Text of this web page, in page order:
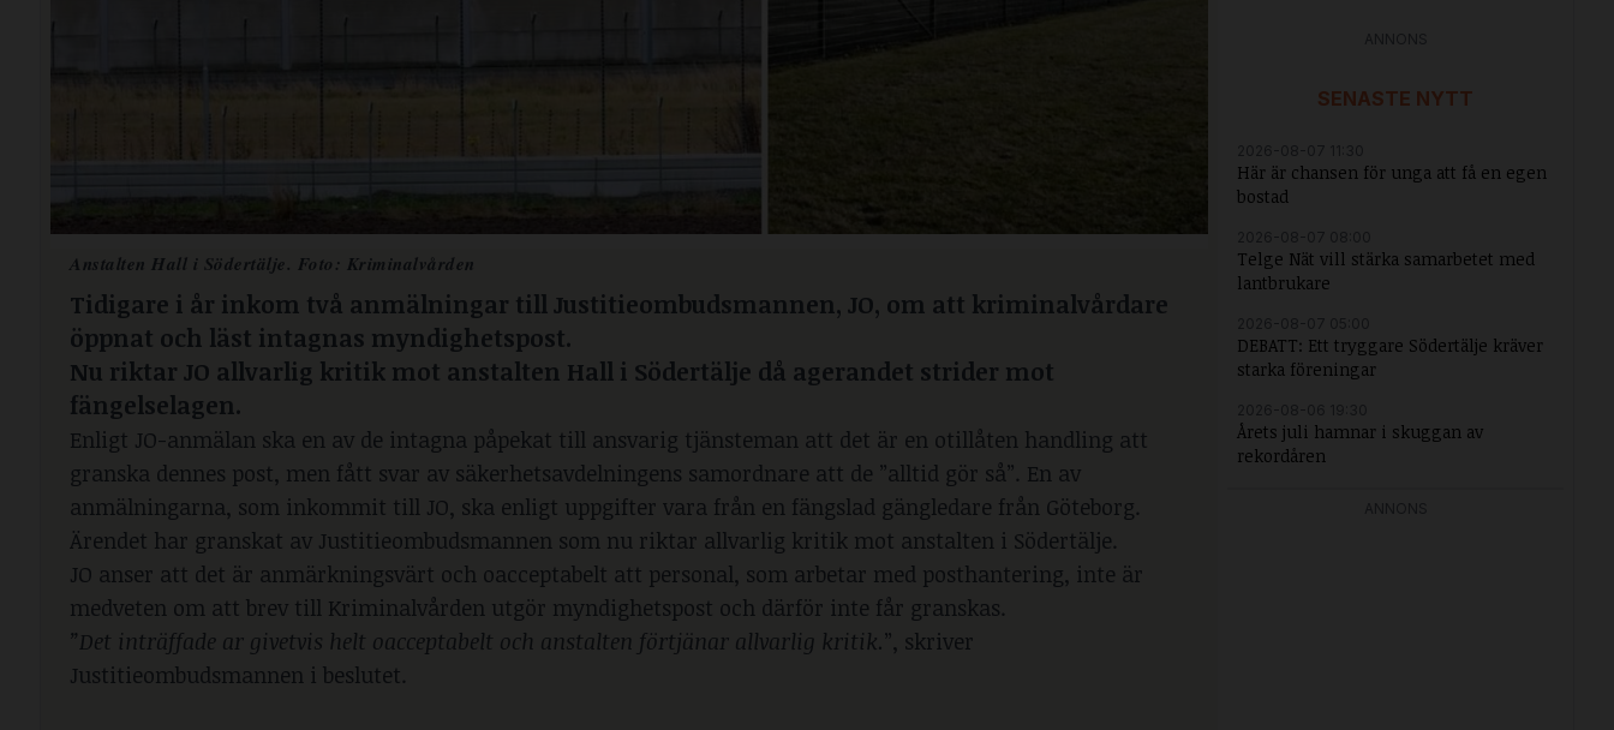
Anstalten Hall i Södertälje. Foto: Kriminalvården
Tidigare i år inkom två anmälningar till Justitieombudsmannen, JO, om att kriminalvårdare
öppnat och läst intagnas myndighetspost.
Nu riktar JO allvarlig kritik mot anstalten Hall i Södertälje då agerandet strider mot
fängelselagen.
Enligt JO-anmälan ska en av de intagna påpekat till ansvarig tjänsteman att det är en otillåten handling att
granska dennes post, men fått svar av säkerhetsavdelningens samordnare att de ”alltid gör så”. En av
anmälningarna, som inkommit till JO, ska enligt uppgifter vara från en fängslad gängledare från Göteborg.
Ärendet har granskat av Justitieombudsmannen som nu riktar allvarlig kritik mot anstalten i Södertälje.
JO anser att det är anmärkningsvärt och oacceptabelt att personal, som arbetar med posthantering, inte är
medveten om att brev till Kriminalvården utgör myndighetspost och därför inte får granskas.
”Det inträffade ar givetvis helt oacceptabelt och anstalten förtjänar allvarlig kritik.”, skriver
Justitieombudsmannen i beslutet.
SENASTE NYTT
Här är chansen för unga att få en egen
bostad
Telge Nät vill stärka samarbetet med
lantbrukare
DEBATT: Ett tryggare Södertälje kräver
starka föreningar
Årets juli hamnar i skuggan av
rekordåren